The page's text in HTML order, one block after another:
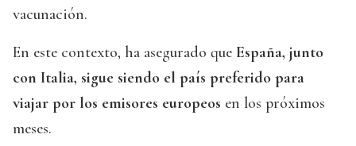
vacunación.
En este contexto, ha asegurado que España, junto
con Italia, sigue siendo el país preferido para
viajar por los emisores europeos en los próximos
meses.